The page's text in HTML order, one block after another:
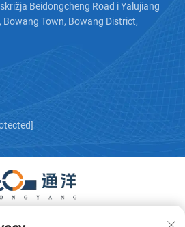
Beidongcheng Road i Yalujiang
Bowang Town, Bowang District,
Tongyang Machinery Equipment